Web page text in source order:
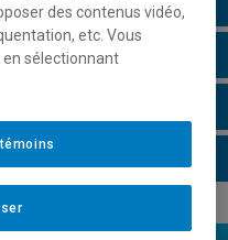
des contenus vidéo,
etc. Vous
sélectionnant